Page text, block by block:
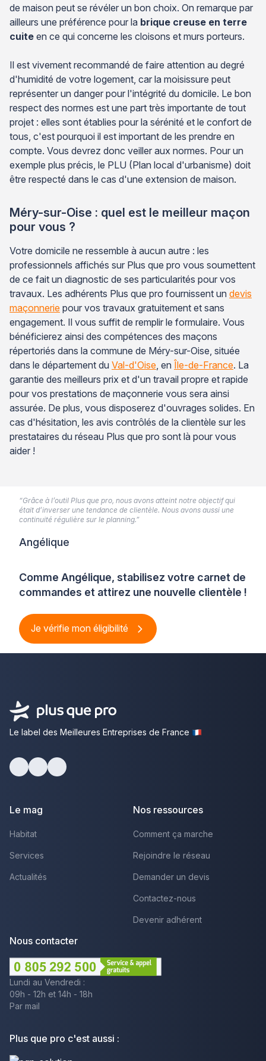
de maison peut se révéler un bon choix. On remarque par
ailleurs une préférence pour la brique creuse en terre
cuite en ce qui concerne les cloisons et murs porteurs.
Il est vivement recommandé de faire attention au degré
d'humidité de votre logement, car la moisissure peut
représenter un danger pour l'intégrité du domicile. Le bon
respect des normes est une part très importante de tout
projet : elles sont établies pour la sérénité et le confort de
tous, c'est pourquoi il est important de les prendre en
compte. Vous devrez donc veiller aux normes. Pour un
exemple plus précis, le PLU (Plan local d'urbanisme) doit
être respecté dans le cas d'une extension de maison.
Méry-sur-Oise : quel est le meilleur maçon
pour vous ?
Votre domicile ne ressemble à aucun autre : les
professionnels affichés sur Plus que pro vous soumettent
de ce fait un diagnostic de ses particularités pour vos
travaux. Les adhérents Plus que pro fournissent un devis
maçonnerie pour vos travaux gratuitement et sans
engagement. Il vous suffit de remplir le formulaire. Vous
bénéficierez ainsi des compétences des maçons
répertoriés dans la commune de Méry-sur-Oise, située
dans le département du Val-d'Oise , en Île-de-France. La
garantie des meilleurs prix et d'un travail propre et rapide
pour vos prestations de maçonnerie vous sera ainsi
assurée. De plus, vous disposerez d'ouvrages solides. En
cas d'hésitation, les avis contrôlés de la clientèle sur les
prestataires du réseau Plus que pro sont là pour vous
aider !
Comme Angélique, stabilisez votre carnet de
commandes et attirez une nouvelle clientèle !
Je vérifie mon éligibilité
“Grâce à l’outil Plus que pro, nous avons atteint notre objectif qui
était d’inverser une tendance de clientèle. Nous avons aussi une
continuité régulière sur le planning.”
Angélique
Le label des Meilleures Entreprises de France
Le mag
Habitat
Services
Actualités
Nos ressources
Comment ça marche
Rejoindre le réseau
Demander un devis
Contactez-nous
Devenir adhérent
Nous contacter
Lundi au Vendredi :
09h - 12h et 14h - 18h
Par mail
Plus que pro c'est aussi :